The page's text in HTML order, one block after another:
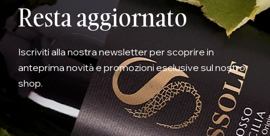
Resta aggiornato
Iscriviti alla nostra newsletter per scoprire in
anteprima novità e promozioni esclusive sul nostro
shop.